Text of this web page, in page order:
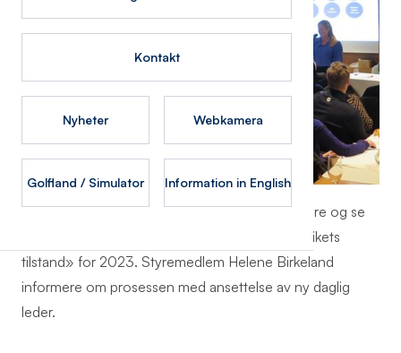
Kontakt
Nyheter Webkamera
Golfland / Simulator Information in English
Før selve årsmøtet startet fikk de fremmøtte høre og se
styreleder Christopher Raanaas gå gjennom «rikets
tilstand» for 2023. Styremedlem Helene Birkeland
informere om prosessen med ansettelse av ny daglig
leder.